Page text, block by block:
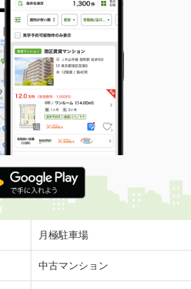
月極駐車場
中古マンション